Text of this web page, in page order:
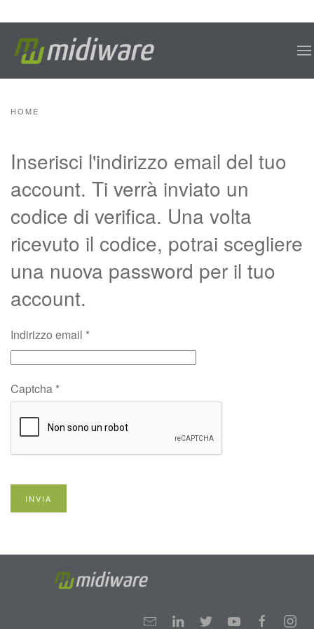
HOME
Inserisci l'indirizzo email del tuo
account. Ti verrà inviato un
codice di verifica. Una volta
ricevuto il codice, potrai scegliere
una nuova password per il tuo
account.
Indirizzo email *
Captcha *
INVIA